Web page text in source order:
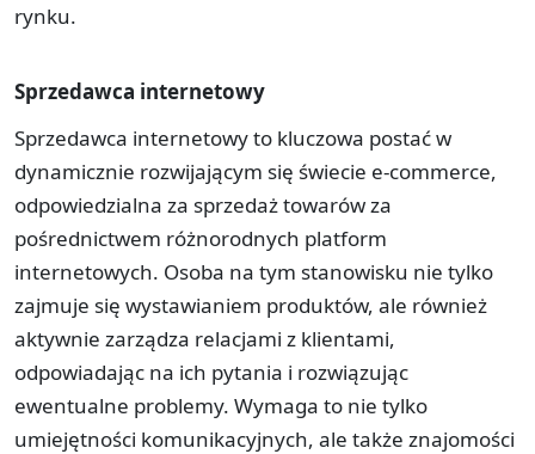
rynku.
Sprzedawca internetowy
Sprzedawca internetowy to kluczowa postać w
dynamicznie rozwijającym się świecie e-commerce,
odpowiedzialna za sprzedaż towarów za
pośrednictwem różnorodnych platform
internetowych. Osoba na tym stanowisku nie tylko
zajmuje się wystawianiem produktów, ale również
aktywnie zarządza relacjami z klientami,
odpowiadając na ich pytania i rozwiązując
ewentualne problemy. Wymaga to nie tylko
umiejętności komunikacyjnych, ale także znajomości